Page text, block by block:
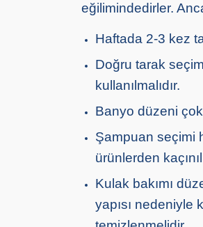
eğilimindedirler.
Haftada 2-3 kez
Doğru tarak
kullanılmalıdır.
Banyo düzeni çok
Şampuan seçimi
ürünlerden
Kulak bakımı
yapısı nedeniyle